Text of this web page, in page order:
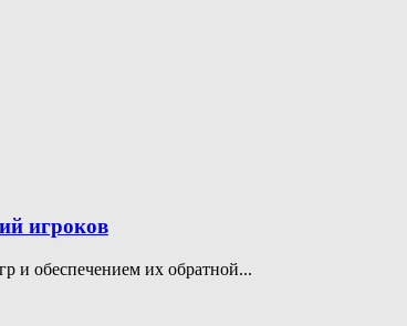
игроков
и обеспечением их обратной...